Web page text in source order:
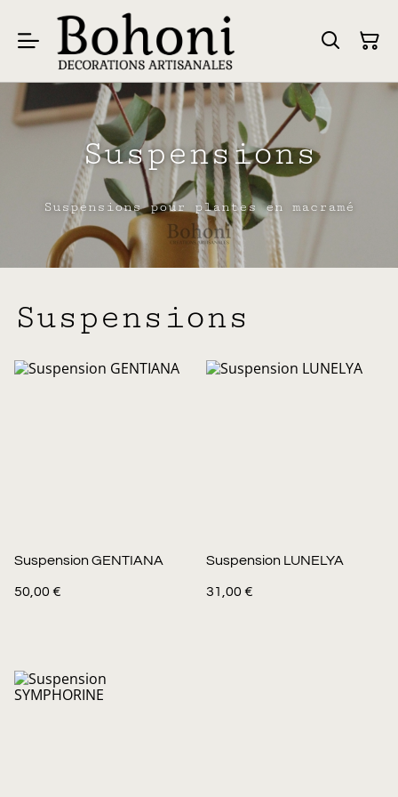
Suspensions
Suspensions pour plantes en macramé
Suspensions
Suspension GENTIANA
50,00 €
Suspension LUNELYA
31,00 €